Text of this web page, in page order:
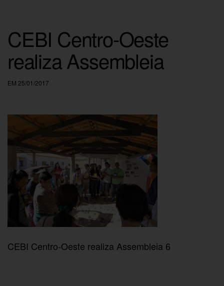
CEBI Centro-Oeste
realiza Assembleia
EM 25/01/2017
CEBI Centro-Oeste realiza Assembleia 6